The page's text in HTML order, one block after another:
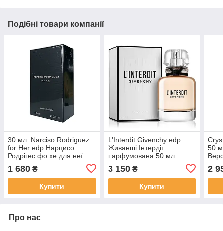
Подібні товари компанії
30 мл. Narciso Rodriguez
for Her edp Нарцисо
Родрігес фо хе для неї
Франція
1 680 ₴
Купити
L'Interdit Givenchy edp
Живанші Інтердіт
парфумована 50 мл.
3 150₴
Купити
50
2
Про нас